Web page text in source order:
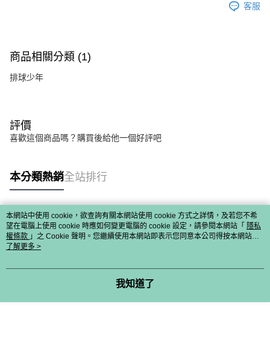
客服
商品相關分類 (1)
排球少年
評價
喜歡這個商品嗎？購買後給他一個好評吧
本分類熱銷全站排行
熱門標籤
本網站中使用 cookie，欲查詢有關本網站使用 cookie 方式之詳情，及若您不希
望在電腦上使用 cookie 時應如何變更電腦的 cookie 設定，請參閱本網站「 隱私
權條款 」之 Cookie 聲明。您繼續使用本網站即表示您同意本公司得按本網站使
用條款之 Cookie 聲明使用 cookie。
了解更多 >
我知道了